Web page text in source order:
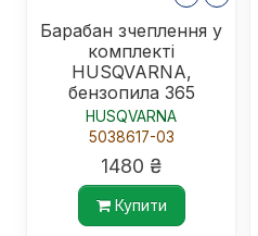
Барабан зчеплення у
комплекті
HUSQVARNA,
бензопила 365
HUSQVARNA
5038617-03
1480 ₴
Купити